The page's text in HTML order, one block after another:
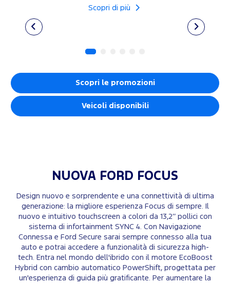
Scopri di più
Scopri le promozioni
Veicoli disponibili
NUOVA FORD FOCUS
Design nuovo e sorprendente e una connettività di ultima
generazione: la migliore esperienza Focus di sempre. Il
nuovo e intuitivo touchscreen a colori da 13,2’’ pollici con
sistema di infortainment SYNC 4. Con Navigazione
Connessa e Ford Secure sarai sempre connesso alla tua
auto e potrai accedere a funzionalità di sicurezza high-
tech. Entra nel mondo dell'ibrido con il motore EcoBoost
Hybrid con cambio automatico PowerShift, progettata per
un'esperienza di guida più gratificante. Per aumentare la